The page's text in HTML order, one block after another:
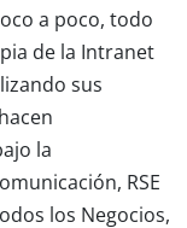
a poco, todo
de la Intranet
sus
la
RSE
los Negocios,